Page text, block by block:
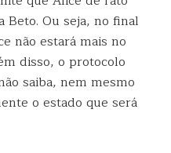
Ou seja, no final
não estará mais no
disso, o protocolo
saiba, nem mesmo
o estado que será